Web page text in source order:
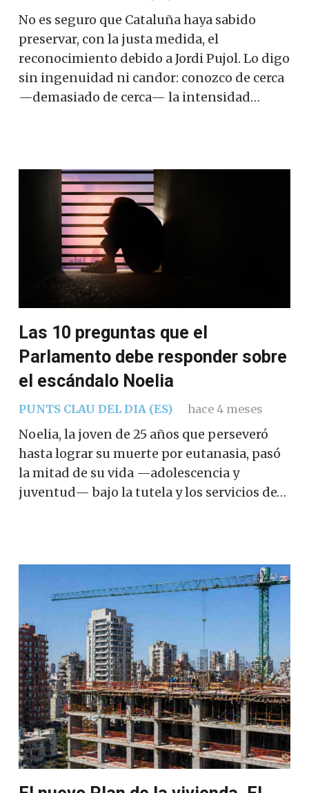
No es seguro que Cataluña haya sabido
preservar, con la justa medida, el
reconocimiento debido a Jordi Pujol. Lo digo
sin ingenuidad ni candor: conozco de cerca
—demasiado de cerca— la intensidad…
Las 10 preguntas que el
Parlamento debe responder sobre
el escándalo Noelia
PUNTS CLAU DEL DIA (ES) hace 4 meses
Noelia, la joven de 25 años que perseveró
hasta lograr su muerte por eutanasia, pasó
la mitad de su vida —adolescencia y
juventud— bajo la tutela y los servicios de…